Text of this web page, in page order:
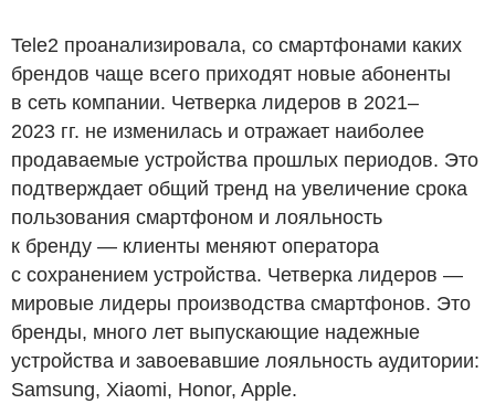
Tele2 проанализировала, со смартфонами каких
брендов чаще всего приходят новые абоненты
в сеть компании. Четверка лидеров в 2021–
2023 гг. не изменилась и отражает наиболее
продаваемые устройства прошлых периодов. Это
подтверждает общий тренд на увеличение срока
пользования смартфоном и лояльность
к бренду — клиенты меняют оператора
с сохранением устройства. Четверка лидеров —
мировые лидеры производства смартфонов. Это
бренды, много лет выпускающие надежные
устройства и завоевавшие лояльность аудитории:
Samsung, Xiaomi, Honor, Apple.